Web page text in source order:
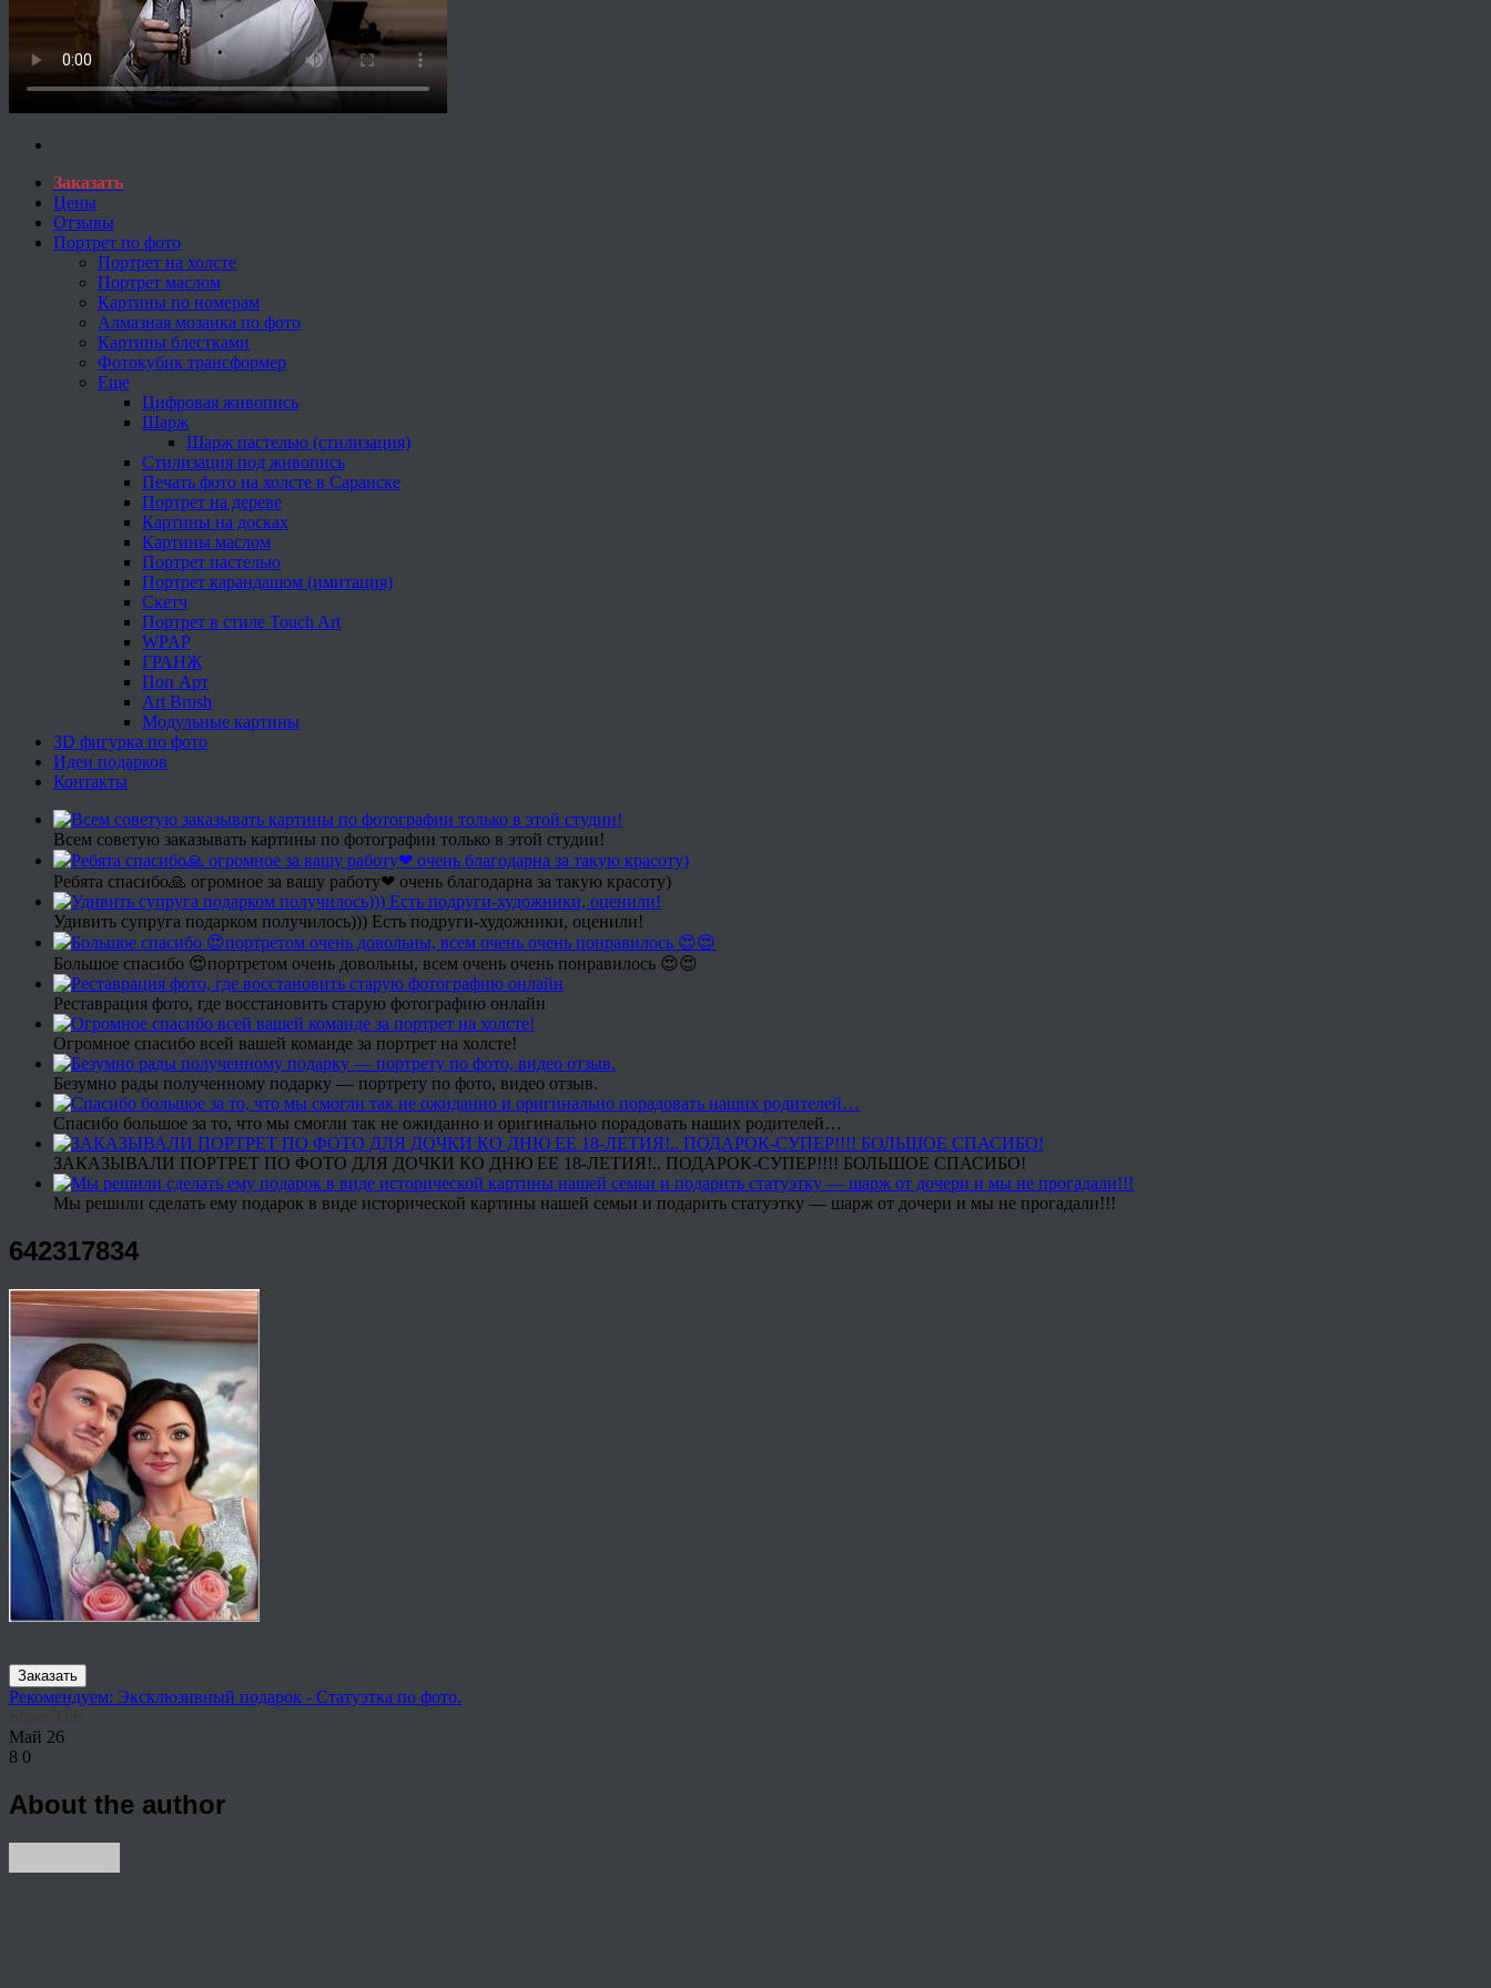
Заказать
Цены
Отзывы
Портрет по фото
Портрет на холсте
Портрет маслом
Картины по номерам
Алмазная мозаика по фото
Картины блестками
Фотокубик трансформер
Еще
Цифровая живопись
Шарж
Шарж пастелью (стилизация)
Стилизация под живопись
Печать фото на холсте в Саранске
Портрет на дереве
Картины на досках
Картины маслом
Портрет пастелью
Портрет карандашом (имитация)
Скетч
Портрет в стиле Touch Art
WPAP
ГРАНЖ
Поп Арт
Art Brush
Модульные картины
3D фигурка по фото
Идеи подарков
Контакты
Всем советую заказывать картины по фотографии только в этой студии!
Ребята спасибо🙏 огромное за вашу работу❤ очень благодарна за такую красоту)
Удивить супруга подарком получилось))) Есть подруги-художники, оценили!
Большое спасибо 😍портретом очень довольны, всем очень очень понравилось 😍😍
Реставрация фото, где восстановить старую фотографию онлайн
Огромное спасибо всей вашей команде за портрет на холсте!
Безумно рады полученному подарку — портрету по фото, видео отзыв.
Спасибо большое за то, что мы смогли так не ожиданно и оригинально порадовать наших родителей…
ЗАКАЗЫВАЛИ ПОРТРЕТ ПО ФОТО ДЛЯ ДОЧКИ КО ДНЮ ЕЕ 18-ЛЕТИЯ!.. ПОДАРОК-СУПЕР!!!! БОЛЬШОЕ СПАСИБО!
Мы решили сделать ему подарок в виде исторической картины нашей семьи и подарить статуэтку — шарж от дочери и мы не прогадали!!!
642317834
Заказать
Рекомендуем: Эксклюзивный подарок - Статуэтка по фото.
Май 26
8 0
About the author